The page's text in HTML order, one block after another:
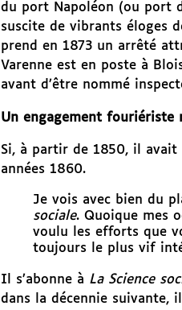
du port Napoléon (ou port
suscite de vibrants éloges
prend en 1873 un arrêté
Varenne est en poste à
avant d’être nommé
Un engagement fouriériste
Si, à partir de 1850, il avait
années 1860.
Je vois avec bien du
sociale. Quoique mes
voulu les efforts que
toujours le plus vif
Il s’abonne à La Science
dans la décennie suivante, il